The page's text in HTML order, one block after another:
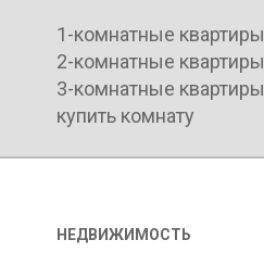
1-комнатные квартиры
2-комнатные квартиры
3-комнатные квартиры
купить комнату
НЕДВИЖИМОСТЬ